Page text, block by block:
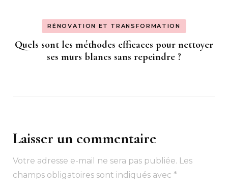
RÉNOVATION ET TRANSFORMATION
Quels sont les méthodes efficaces pour nettoyer
ses murs blancs sans repeindre ?
Laisser un commentaire
Votre adresse e-mail ne sera pas publiée. Les
champs obligatoires sont indiqués avec *